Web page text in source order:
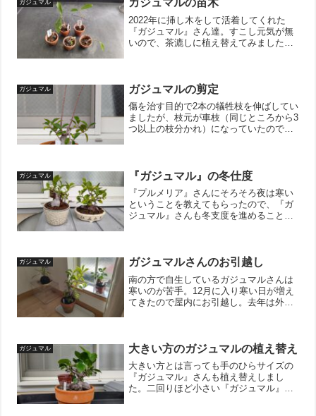
ガジュマル ガジュマルの苗木
2022年に挿し木をして活着してくれた
『ガジュマル』さん達。すこし元気が無
いので、茶漉しに植え替えてみました。
ます。ガジュマルが温か...
ガジュマル ガジュマルの剪定
傷を治す目的で2本の犠牲枝を伸ばしてい
ましたが、枝元が車枝（同じところから3
つ以上の枝分かれ）になっていたので不
います。全体のバラ...
ガジュマル 『ガジュマル』の冬仕度
『プルメリア』さんにそろそろ夜は寒い
ということを教えてもらったので、『ガ
ジュマル』さんも冬支度を進めることに
なるように枝を剪定してお...
ガジュマル ガジュマルさんのお引越し
南の方で自生しているガジュマルさんは
寒いのが苦手。12月に入り寒い日が増え
てきたので屋内にお引越し。去年は外に
増えて癒やし効果も抜群...
ガジュマル 大きい方のガジュマルの植え替え
大きい方とは言っても手のひらサイズの
『ガジュマル』さんも植え替えしまし
た。二回りほど小さい『ガジュマル』が